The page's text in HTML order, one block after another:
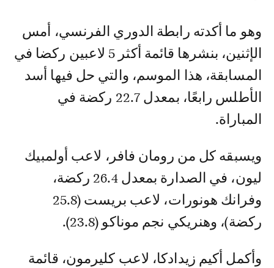
وهو ما أكدته رابطة الدوري الفرنسي، أمس
الإثنين، بنشرها قائمة أكثر 5 لاعبين ركضا في
المسابقة، هذا الموسم، والتي حل فيها أسد
الأطلس رابعًا، بمعدل 22.7 ركضة في
المباراة.
ويسبقه كل من رومان فافر، لاعب أولمبيك
ليون، في الصدارة بمعدل 26.4 ركضة،
وفرانك هونورات، لاعب بريست (25.8
ركضة)، وهنريكي نجم موناكو (23.8).
وأكمل أكيم زيدادكا، لاعب كليرمون، قائمة